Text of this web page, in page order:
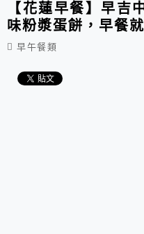
【花蓮早餐】早吉
味粉漿蛋餅，早餐
早午餐類